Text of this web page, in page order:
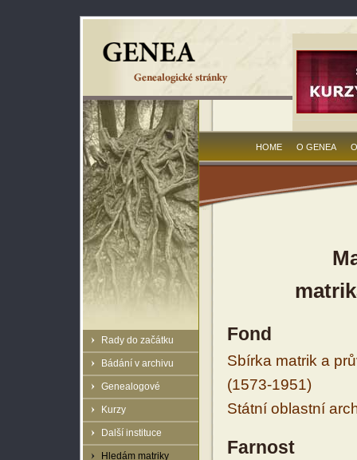
Rady do začátku
Bádání v archivu
Genealogové
Kurzy
Další instituce
Hledám matriky
HOME O GENEA
Fond
Sbírka matrik a
(1573-1951)
Státní oblastní
Farnost